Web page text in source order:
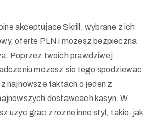
akceptujace Skrill, wybrane z ich
oferte PLN i mozesz bezpieczna
Poprzez twoich prawdziwej
mozesz sie tego spodziewac
najnowsze faktach o jeden z
dostawcach kasyn. W
uzyc grac z rozne inne styl, takie-jak